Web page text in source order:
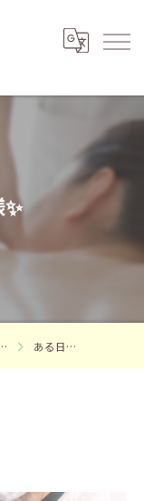
ある日のお客様✨️